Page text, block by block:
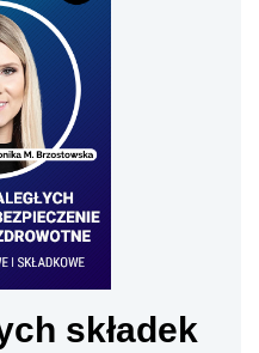
składek